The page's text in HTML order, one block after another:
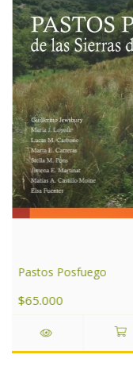
Pastos Posfuego
$65.000